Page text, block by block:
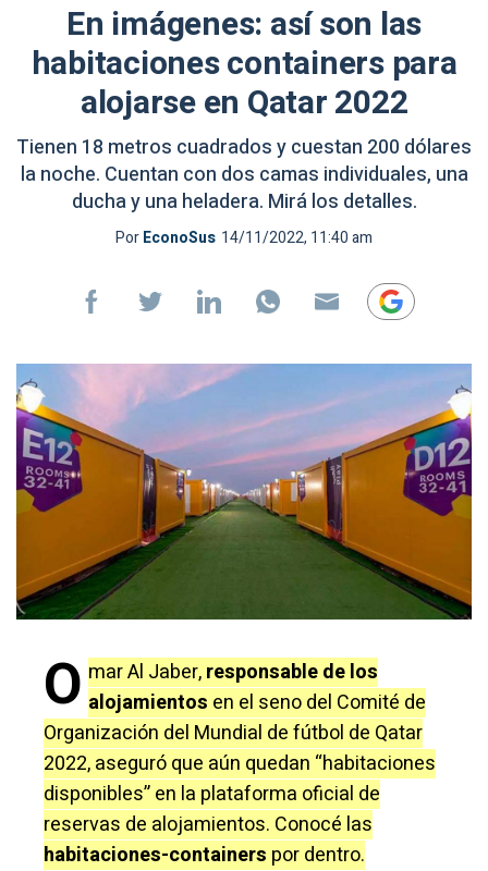
En imágenes: así son las
habitaciones containers para
alojarse en Qatar 2022
Tienen 18 metros cuadrados y cuestan 200 dólares
la noche. Cuentan con dos camas individuales, una
ducha y una heladera. Mirá los detalles.
PorEconoSus 14/11/2022, 11:40 am
O mar Al Jaber,responsable de los
alojamientos en el seno del Comité de
Organización del Mundial de fútbol de Qatar
2022, aseguró que aún quedan “habitaciones
disponibles” en la plataforma oficial de
reservas de alojamientos. Conocé las
habitaciones-containers por dentro.